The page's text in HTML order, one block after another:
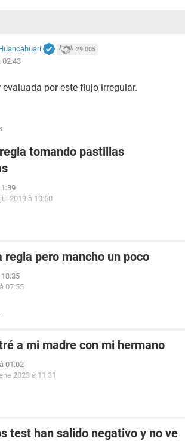
29.005
02:43
evaluada por este flujo irregular.
tomando pastillas
2019 à 10:50
regla pero mancho un poco
07:55
a mi madre con mi hermano
01:02
2023 à 11:31
test han salido negativo y no ve